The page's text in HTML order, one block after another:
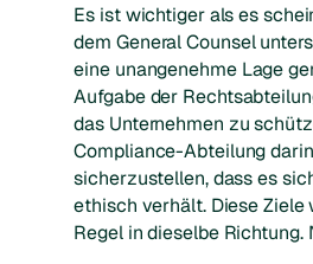
Es ist wichtiger als es
dem General Counsel
eine unangenehme Lage
Aufgabe der
das Unternehmen zu
Compliance-Abteilung
sicherzustellen, dass es
ethisch verhält. Diese Ziele
Regel in dieselbe Richtung.